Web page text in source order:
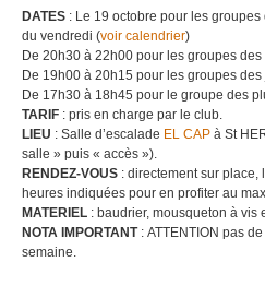
DATES : Le 19 octobre pour les
du vendredi (voir calendrier)
De 20h30 à 22h00 pour les groupes des
De 19h00 à 20h15 pour les groupes
De 17h30 à 18h45 pour le groupe des
TARIF : pris en charge par le club.
LIEU : Salle d’escalade EL CAP à St
salle » puis « accès »).
RENDEZ-VOUS : directement sur
heures indiquées pour en profiter au
MATERIEL : baudrier, mousqueton à vis
NOTA IMPORTANT: ATTENTION pas
semaine.